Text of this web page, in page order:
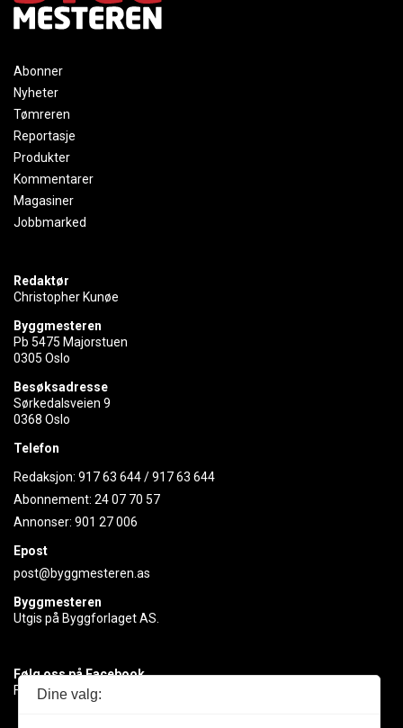
Abonner
Nyheter
Tømreren
Reportasje
Produkter
Kommentarer
Magasiner
Jobbmarked
Redaktør
Christopher Kunøe
Byggmesteren
Pb 5475 Majorstuen
0305 Oslo
Besøksadresse
Sørkedalsveien 9
0368 Oslo
Telefon
Redaksjon: 917 63 644/917 63 644
Abonnement: 24 07 70 57
Annonser: 901 27 006
Epost
post@byggmesteren.as
Byggmesteren
Utgis på Byggforlaget AS.
Følg oss på Facebook
Få med deg det siste innen byggebransjen
Dine valg: